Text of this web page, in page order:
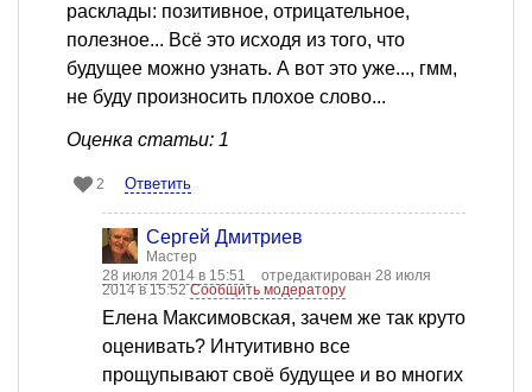
расклады: позитивное, отрицательное,
полезное... Всё это исходя из того, что
будущее можно узнать. А вот это уже..., гмм,
не буду произносить плохое слово...
Оценка статьи: 1
2 Ответить
Сергей Дмитриев
Мастер
28 июля 2014 в 15:51
отредактирован 28 июля
2014 в 15:52Сообщить модератору
Елена Максимовская, зачем же так круто
оценивать? Интуитивно все
прощупывают своё будущее и во многих